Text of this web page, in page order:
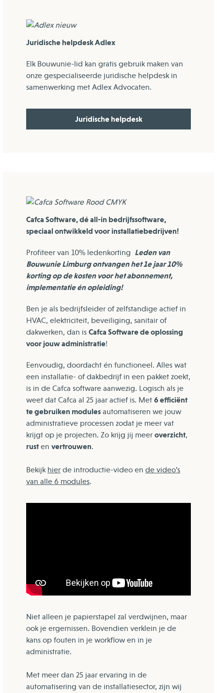
Juridische helpdesk Adlex
Elk Bouwunie-lid kan gratis gebruik maken van
onze gespecialiseerde juridische helpdesk in
samenwerking met Adlex Advocaten.
Juridische helpdesk
Cafca Software, dé all-in bedrijfssoftware,
speciaal ontwikkeld voor installatiebedrijven!
Profiteer van 10% ledenkorting Leden van
Bouwunie Limburg ontvangen het 1e jaar 10%
korting op de kosten voor het abonnement,
implementatie én opleiding!
Ben je als bedrijfsleider of zelfstandige actief in
HVAC, elektriciteit, beveiliging, sanitair of
dakwerken, dan is Cafca Software de oplossing
voor jouw administratie!
Eenvoudig, doordacht én functioneel. Alles wat
een installatie- of dakbedrijf in een pakket zoekt,
is in de Cafca software aanwezig. Logisch als je
weet dat Cafca al 25 jaar actief is. Met 6 efficiënt
te gebruiken modules automatiseren we jouw
administratieve processen zodat je meer vat
krijgt op je projecten. Zo krijg jij meer overzicht,
rust en vertrouwen.
Bekijk hier de introductie-video en de video’s
van alle 6 modules.
Niet alleen je papierstapel zal verdwijnen, maar
ook je ergernissen. Bovendien verklein je de
kans op fouten in je workflow en in je
administratie.
Met meer dan 25 jaar ervaring in de
automatisering van de installatiesector, zijn wij